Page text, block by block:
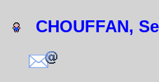
CHOUFFAN,